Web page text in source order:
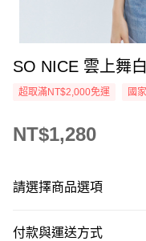
SO NICE 雲上舞
超取滿NT$2,000免運 國
NT$1,280
請選擇商品選項
付款與運送方式